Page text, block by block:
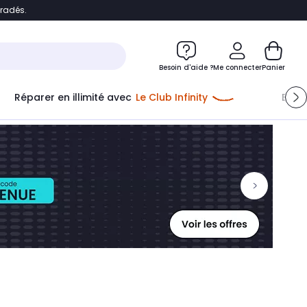
Besoin d'aide ?Me connecterPanier
Réparer en illimité avec Le Club Infinity